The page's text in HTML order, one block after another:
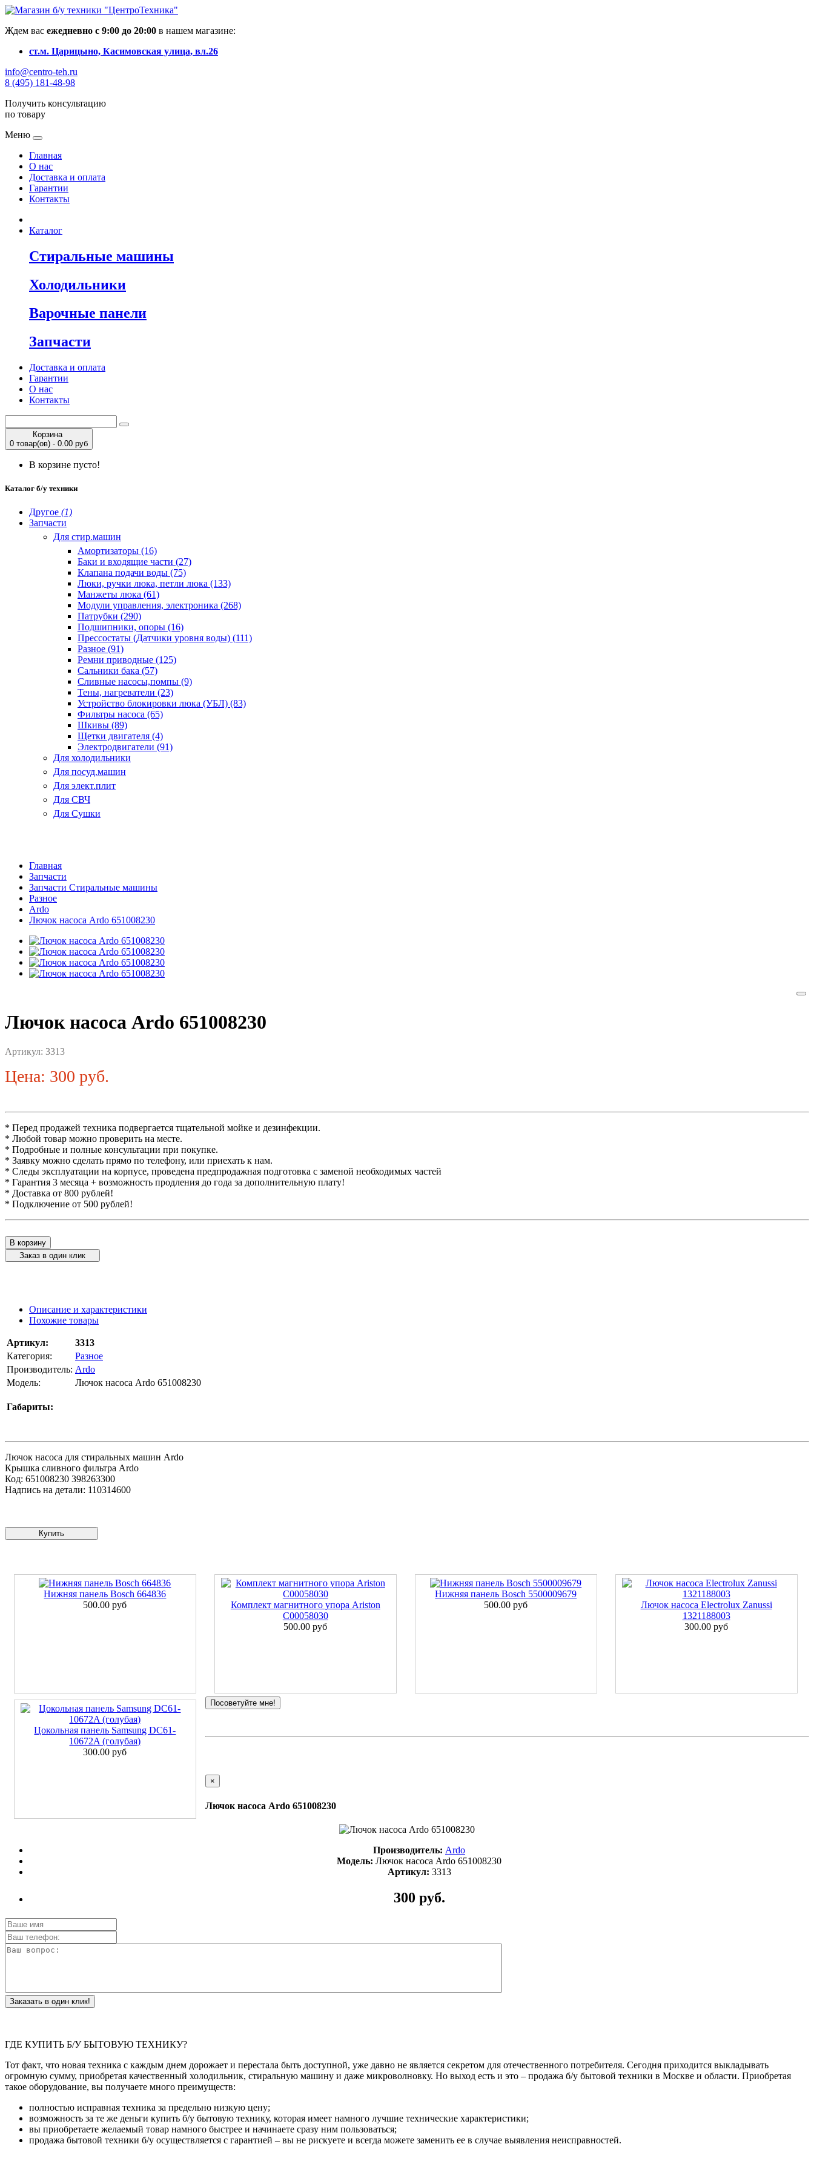
Ждем вас ежедневно с 9:00 до 20:00 в нашем магазине:
ст.м. Царицыно, Касимовская улица, вл.26
info@centro-teh.ru
8 (495) 181-48-98
Получить консультацию
по товару
Меню
Главная
О нас
Доставка и оплата
Гарантии
Контакты
Каталог
Стиральные машины
Холодильники
Варочные панели
Запчасти
Доставка и оплата
Гарантии
О нас
Контакты
Корзина
0 товар(ов) - 0.00 руб
В корзине пусто!
Каталог б/у техники
Другое (1)
Запчасти
Для стир.машин
Амортизаторы (16)
Баки и входящие части (27)
Клапана подачи воды (75)
Люки, ручки люка, петли люка (133)
Манжеты люка (61)
Модули управления, электроника (268)
Патрубки (290)
Подшипники, опоры (16)
Прессостаты (Датчики уровня воды) (111)
Разное (91)
Ремни приводные (125)
Сальники бака (57)
Сливные насосы,помпы (9)
Тены, нагреватели (23)
Устройство блокировки люка (УБЛ) (83)
Фильтры насоса (65)
Шкивы (89)
Щетки двигателя (4)
Электродвигатели (91)
Для холодильники
Для посуд.машин
Для элект.плит
Для СВЧ
Для Сушки
Главная
Запчасти
Запчасти Стиральные машины
Разное
Ardo
Лючок насоса Ardo 651008230
Лючок насоса Ardo 651008230
Артикул: 3313
Цена: 300 руб.
* Перед продажей техника подвергается тщательной мойке и дезинфекции.
* Любой товар можно проверить на месте.
* Подробные и полные консультации при покупке.
* Заявку можно сделать прямо по телефону, или приехать к нам.
* Следы эксплуатации на корпусе, проведена предпродажная подготовка с заменой необходимых частей
* Гарантия 3 месяца + возможность продления до года за дополнительную плату!
* Доставка от 800 рублей!
* Подключение от 500 рублей!
В корзину
Заказ в один клик
Описание и характеристики
Похожие товары
Артикул:
3313
Категория:
Разное
Производитель: Ardo
Модель:
Лючок насоса Ardo 651008230
Габариты:
Лючок насоса для стиральных машин Ardo
Крышка сливного фильтра Ardo
Код: 651008230 398263300
Надпись на детали: 110314600
Нижняя панель Bosch 664836
500.00 руб
Комплект магнитного упора Ariston
C00058030
500.00 руб
Нижняя панель Bosch 5500009679
500.00 руб
Лючок насоса Electrolux Zanussi
1321188003
300.00 руб
Цокольная панель Samsung DC61-
10672A (голубая)
300.00 руб
Посоветуйте мне!
×
Лючок насоса Ardo 651008230
Производитель: Ardo
Модель: Лючок насоса Ardo 651008230
Артикул: 3313
300 руб.
Заказать в один клик!
ГДЕ КУПИТЬ Б/У БЫТОВУЮ ТЕХНИКУ?
Тот факт, что новая техника с каждым днем дорожает и перестала быть доступной, уже давно не является секретом для отечественного потребителя. Сегодня приходится выкладывать
огромную сумму, приобретая качественный холодильник, стиральную машину и даже микроволновку. Но выход есть и это – продажа б/у бытовой техники в Москве и области. Приобретая
такое оборудование, вы получаете много преимуществ:
полностью исправная техника за предельно низкую цену;
возможность за те же деньги купить б/у бытовую технику, которая имеет намного лучшие технические характеристики;
вы приобретаете желаемый товар намного быстрее и начинаете сразу ним пользоваться;
продажа бытовой техники б/у осуществляется с гарантией – вы не рискуете и всегда можете заменить ее в случае выявления неисправностей.